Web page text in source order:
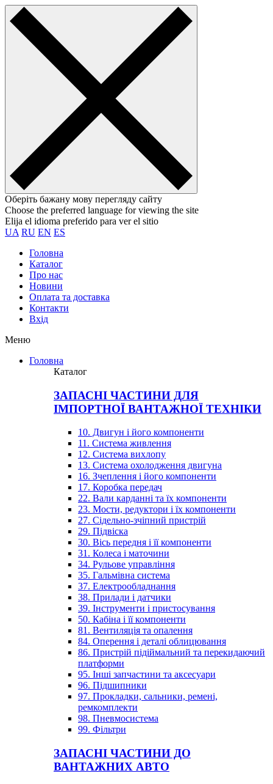
Оберіть бажану мову перегляду сайту
Choose the preferred language for viewing the site
Elija el idioma preferido para ver el sitio
UA RU EN ES
Головна
Каталог
Про нас
Новини
Оплата та доставка
Контакти
Вхiд
Меню
Головна
Каталог
ЗАПАСНІ ЧАСТИНИ ДЛЯ
ІМПОРТНОЇ ВАНТАЖНОЇ ТЕХНІКИ
10. Двигун і його компоненти
11. Система живлення
12. Система вихлопу
13. Система охолодження двигуна
16. Зчеплення і його компоненти
17. Коробка передач
22. Вали карданні та їх компоненти
23. Мости, редуктори і їх компоненти
27. Сідельно-зчіпний пристрій
29. Підвіска
30. Вісь передня і її компоненти
31. Колеса і маточини
34. Рульове управління
35. Гальмівна система
37. Електрообладнання
38. Прилади і датчики
39. Інструменти і пристосування
50. Кабіна і її компоненти
81. Вентиляція та опалення
84. Оперення і деталі облицювання
86. Пристрій підіймальний та перекидаючий
платформи
95. Інші запчастини та аксесуари
96. Підшипники
97. Прокладки, сальники, ремені,
ремкомплекти
98. Пневмосистема
99. Фільтри
ЗАПАСНІ ЧАСТИНИ ДО
ВАНТАЖНИХ АВТО